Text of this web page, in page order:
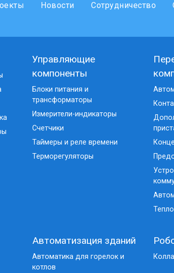
связи
Новости Сотрудничество
Управляющие
компоненты
Блоки питания и
трансформаторы
Измерители-индикаторы
Счетчики
Таймеры и реле времени
Терморегуляторы
Автоматизация зданий
Автоматика для горелок и
котлов